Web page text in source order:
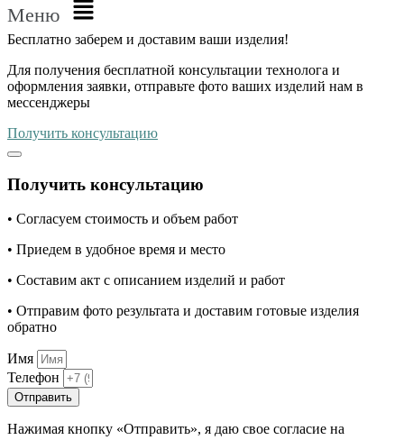
Меню
Бесплатно заберем и доставим ваши изделия!
Для получения бесплатной консультации технолога и
оформления заявки, отправьте фото ваших изделий нам в
мессенджеры
Получить консультацию
Получить консультацию
• Согласуем стоимость и объем работ
• Приедем в удобное время и место
• Составим акт с описанием изделий и работ
• Отправим фото результата и доставим готовые изделия
обратно
Имя
Телефон
Отправить
Нажимая кнопку «Отправить», я даю свое согласие на